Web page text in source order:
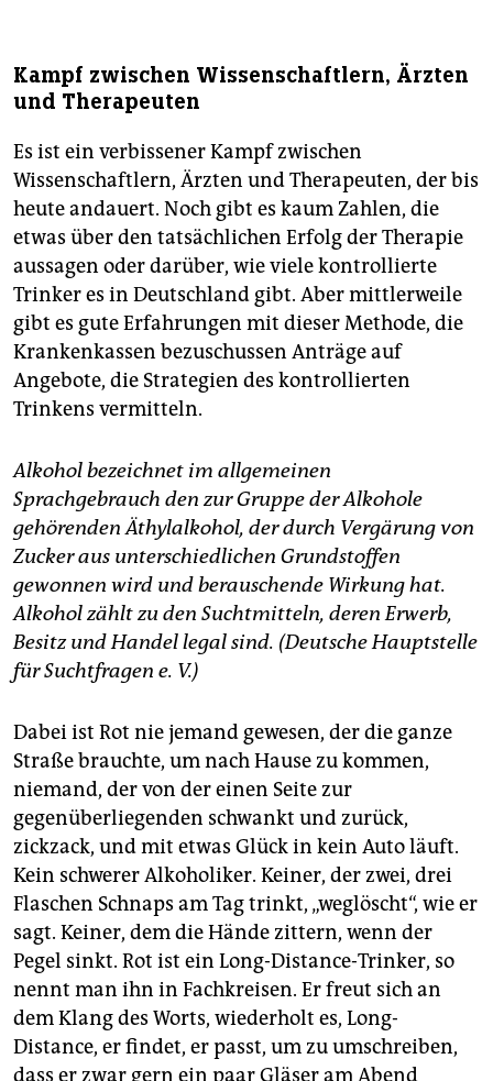
Kampf zwischen Wissenschaftlern, Ärzten
und Therapeuten
Es ist ein verbissener Kampf zwischen
Wissenschaftlern, Ärzten und Therapeuten, der bis
heute andauert. Noch gibt es kaum Zahlen, die
etwas über den tatsächlichen Erfolg der Therapie
aussagen oder darüber, wie viele kontrollierte
Trinker es in Deutschland gibt. Aber mittlerweile
gibt es gute Erfahrungen mit dieser Methode, die
Krankenkassen bezuschussen Anträge auf
Angebote, die Strategien des kontrollierten
Trinkens vermitteln.
Alkohol bezeichnet im allgemeinen
Sprachgebrauch den zur Gruppe der Alkohole
gehörenden Äthylalkohol, der durch Vergärung von
Zucker aus unterschiedlichen Grundstoffen
gewonnen wird und berauschende Wirkung hat.
Alkohol zählt zu den Suchtmitteln, deren Erwerb,
Besitz und Handel legal sind. (Deutsche Hauptstelle
für Suchtfragen e. V.)
Dabei ist Rot nie jemand gewesen, der die ganze
Straße brauchte, um nach Hause zu kommen,
niemand, der von der einen Seite zur
gegenüberliegenden schwankt und zurück,
zickzack, und mit etwas Glück in kein Auto läuft.
Kein schwerer Alkoholiker. Keiner, der zwei, drei
Flaschen Schnaps am Tag trinkt, „weglöscht“, wie er
sagt. Keiner, dem die Hände zittern, wenn der
Pegel sinkt. Rot ist ein Long-Distance-Trinker, so
nennt man ihn in Fachkreisen. Er freut sich an
dem Klang des Worts, wiederholt es, Long-
Distance, er findet, er passt, um zu umschreiben,
dass er zwar gern ein paar Gläser am Abend